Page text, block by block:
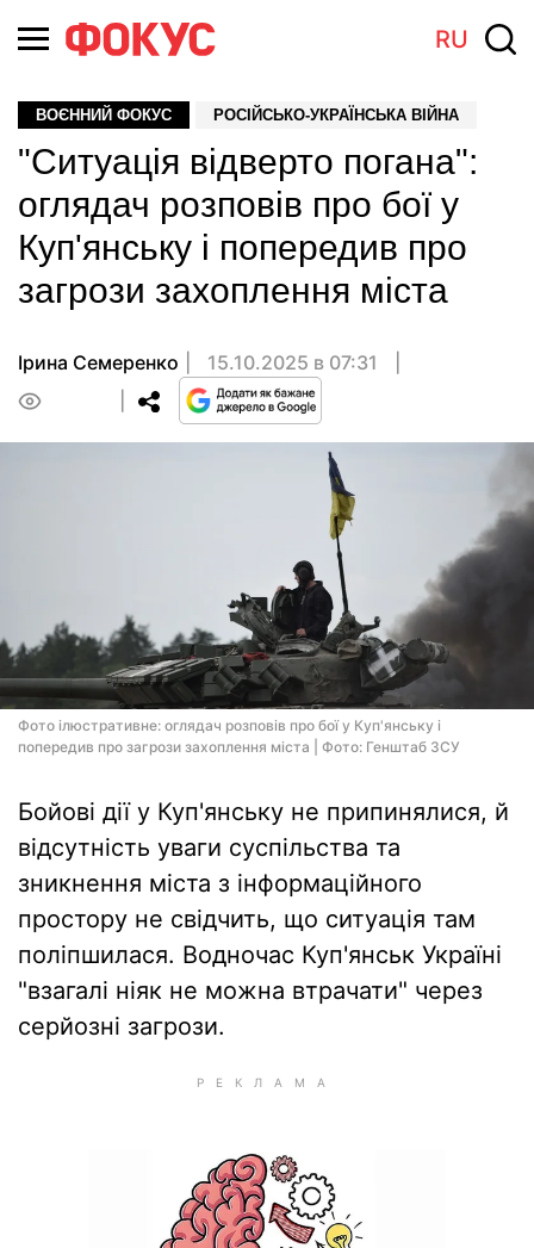
RU
ВОЄННИЙ ФОКУС РОСІЙСЬКО-УКРАЇНСЬКА ВІЙНА
"Ситуація відверто погана":
оглядач розповів про бої у
Куп'янську і попередив про
загрози захоплення міста
Ірина Семеренко
15.10.2025 в 07:31
Фото ілюстративне: оглядач розповів про бої у Куп'янську і
попередив про загрози захоплення міста | Фото: Генштаб ЗСУ
Бойові дії у Куп'янську не припинялися, й
відсутність уваги суспільства та
зникнення міста з інформаційного
простору не свідчить, що ситуація там
поліпшилася. Водночас Куп'янськ Україні
"взагалі ніяк не можна втрачати" через
серйозні загрози.